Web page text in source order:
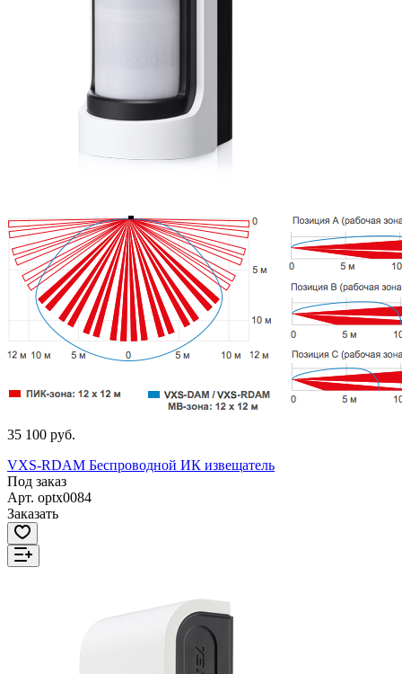
35 100 руб.
VXS-RDAM Беспроводной ИК извещатель
Под заказ
Арт. optx0084
Заказать